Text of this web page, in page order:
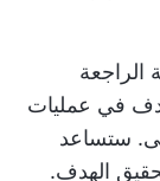
الراجعة
في عمليات
ستساعد
الهدف.